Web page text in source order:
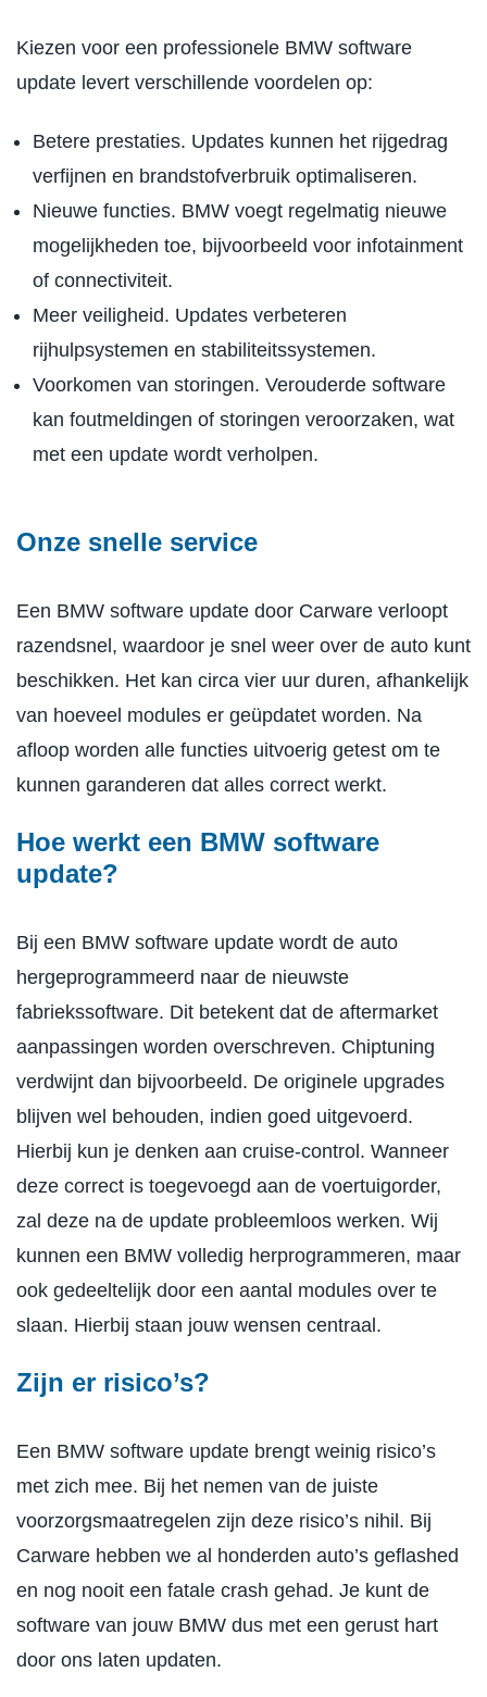
Kiezen voor een professionele BMW software
update levert verschillende voordelen op:
Betere prestaties. Updates kunnen het rijgedrag
verfijnen en brandstofverbruik optimaliseren.
Nieuwe functies. BMW voegt regelmatig nieuwe
mogelijkheden toe, bijvoorbeeld voor infotainment
of connectiviteit.
Meer veiligheid. Updates verbeteren
rijhulpsystemen en stabiliteitssystemen.
Voorkomen van storingen. Verouderde software
kan foutmeldingen of storingen veroorzaken, wat
met een update wordt verholpen.
Onze snelle service
Een BMW software update door Carware verloopt
razendsnel, waardoor je snel weer over de auto kunt
beschikken. Het kan circa vier uur duren, afhankelijk
van hoeveel modules er geüpdatet worden. Na
afloop worden alle functies uitvoerig getest om te
kunnen garanderen dat alles correct werkt.
Hoe werkt een BMW software
update?
Bij een BMW software update wordt de auto
hergeprogrammeerd naar de nieuwste
fabriekssoftware. Dit betekent dat de aftermarket
aanpassingen worden overschreven. Chiptuning
verdwijnt dan bijvoorbeeld. De originele upgrades
blijven wel behouden, indien goed uitgevoerd.
Hierbij kun je denken aan cruise-control. Wanneer
deze correct is toegevoegd aan de voertuigorder,
zal deze na de update probleemloos werken. Wij
kunnen een BMW volledig herprogrammeren, maar
ook gedeeltelijk door een aantal modules over te
slaan. Hierbij staan jouw wensen centraal.
Zijn er risico’s?
Een BMW software update brengt weinig risico’s
met zich mee. Bij het nemen van de juiste
voorzorgsmaatregelen zijn deze risico’s nihil. Bij
Carware hebben we al honderden auto’s geflashed
en nog nooit een fatale crash gehad. Je kunt de
software van jouw BMW dus met een gerust hart
door ons laten updaten.